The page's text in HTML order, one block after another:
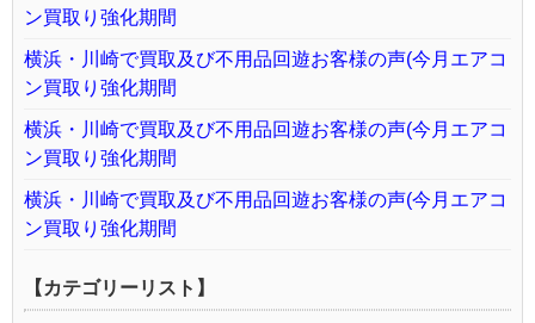
ン買取り強化期間
横浜・川崎で買取及び不用品回遊お客様の声(今月エアコ
ン買取り強化期間
横浜・川崎で買取及び不用品回遊お客様の声(今月エアコ
ン買取り強化期間
横浜・川崎で買取及び不用品回遊お客様の声(今月エアコ
ン買取り強化期間
【カテゴリーリスト】